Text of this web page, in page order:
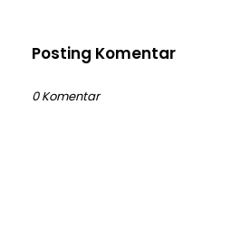
Posting Komentar
0 Komentar